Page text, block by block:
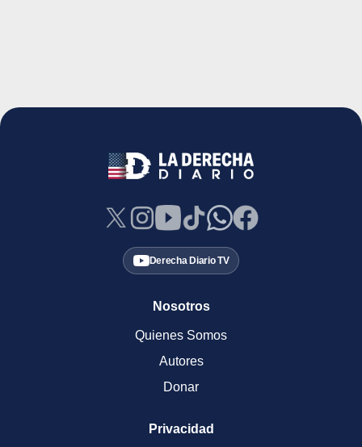
Derecha Diario TV
Nosotros
Quienes Somos
Autores
Donar
Privacidad